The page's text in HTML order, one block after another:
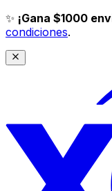
✨ ¡Gana $1000
condiciones.